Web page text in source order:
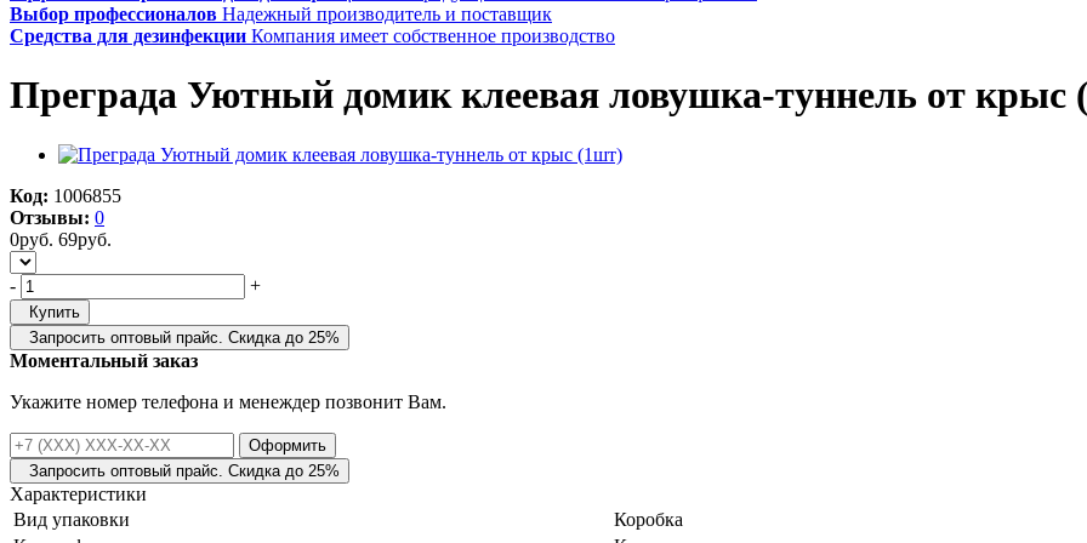
Выбор профессионалов Надежный производитель и поставщик
Средства для дезинфекции Компания имеет собственное производство
Преграда Уютный домик клеевая ловушка-туннель от крыс
Код: 1006855
Отзывы: 0
0руб. 69руб.
- +
Купить
Запросить оптовый прайс. Скидка до 25%
Моментальный заказ
Укажите номер телефона и менеждер позвонит Вам.
Оформить
Запросить оптовый прайс. Скидка до 25%
Характеристики
Вид упаковки
Коробка